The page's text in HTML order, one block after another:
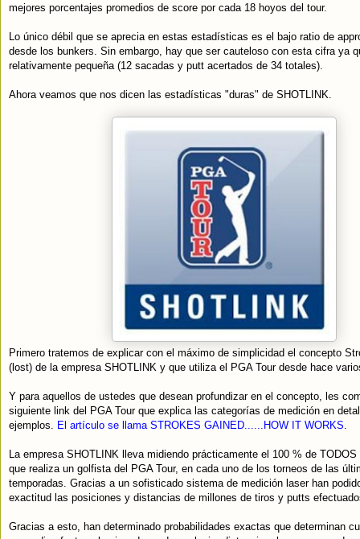
mejores porcentajes promedios de score por cada 18 hoyos del tour.
Lo único débil que se aprecia en estas estadísticas es el bajo ratio de
desde los bunkers. Sin embargo, hay que ser cauteloso con esta cifra ya
relativamente pequeña (12 sacadas y putt acertados de 34 totales).
Ahora veamos que nos dicen las estadísticas "duras" de SHOTLINK.
Primero tratemos de explicar con el máximo de simplicidad el concepto
(lost) de la empresa SHOTLINK y que utiliza el PGA Tour desde hace
Y para aquellos de ustedes que desean profundizar en el concepto, les
siguiente link del PGA Tour que explica las categorías de medición en
ejemplos.
El artículo se llama STROKES GAINED......HOW IT WORKS
La empresa SHOTLINK lleva midiendo prácticamente el 100 % de
que realiza un golfista del PGA Tour, en cada uno de los torneos de las
temporadas. Gracias a un sofisticado sistema de medición laser han
exactitud las posiciones y distancias de millones de tiros y putts
Gracias a esto, han determinado probabilidades exactas que determinan